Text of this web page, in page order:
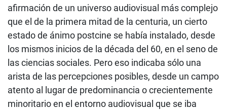
afirmación de un universo audiovisual más complejo
que el de la primera mitad de la centuria, un cierto
estado de ánimo postcine se había instalado, desde
los mismos inicios de la década del 60, en el seno de
las ciencias sociales. Pero eso indicaba sólo una
arista de las percepciones posibles, desde un campo
atento al lugar de predominancia o crecientemente
minoritario en el entorno audiovisual que se iba